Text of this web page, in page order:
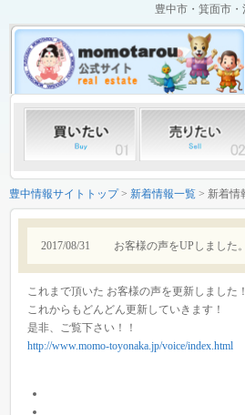
豊中市・箕面市
豊中情報サイトトップ> 新着情報一覧 > 新着情
2017/08/31 お客様の声をUPしました。
これまで頂いた お客様の声を更新しました！
これからもどんどん更新していきます！
是非、ご覧下さい！！
http://www.momo-toyonaka.jp/voice/index.html